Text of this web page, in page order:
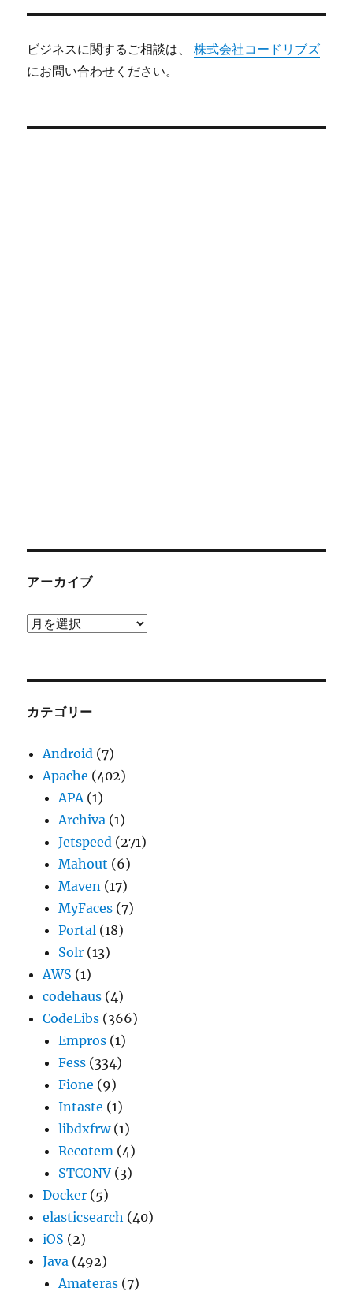
ビジネスに関するご相談は、株式会社コードリブズ
にお問い合わせください。
アーカイブ
ア
ブ
カテゴリー
Android (7)
Apache (402)
APA(1)
Archiva (1)
Jetspeed (271)
Mahout (6)
Maven (17)
MyFaces (7)
Portal (18)
Solr (13)
AWS (1)
codehaus (4)
CodeLibs (366)
Empros (1)
Fess (334)
Fione (9)
Intaste (1)
libdxfrw(1)
Recotem (4)
STCONV (3)
Docker (5)
elasticsearch (40)
iOS (2)
Java (492)
Amateras (7)